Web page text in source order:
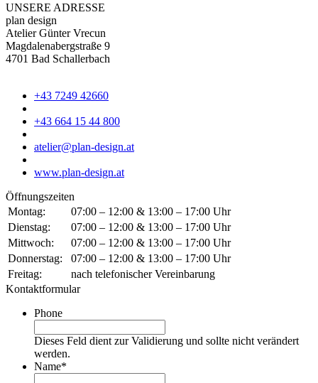
UNSERE ADRESSE
plan design
Atelier Günter Vrecun
Magdalenabergstraße 9
4701 Bad Schallerbach
+43 7249 42660
+43 664 15 44 800
atelier@plan-design.at
www.plan-design.at
Öffnungszeiten
Montag:
07:00 – 12:00 & 13:00 – 17:00 Uhr
Dienstag:
07:00 – 12:00 & 13:00 – 17:00 Uhr
Mittwoch:
07:00 – 12:00 & 13:00 – 17:00 Uhr
Donnerstag:
07:00 – 12:00 & 13:00 – 17:00 Uhr
Freitag:
nach telefonischer Vereinbarung
Kontaktformular
Phone
Dieses Feld dient zur Validierung und sollte nicht verändert
werden.
Name*